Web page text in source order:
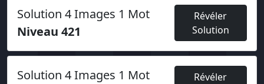
Solution 4 Images 1 Mot
Niveau 421
Révéler
Solution
Solution 4 Images 1 Mot
Révéler